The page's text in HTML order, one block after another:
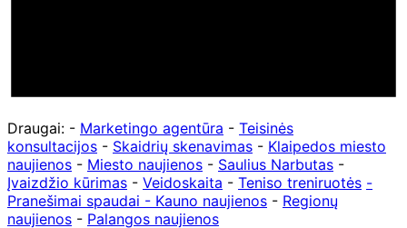
Draugai: - Marketingo agentūra - Teisinės
konsultacijos - Skaidrių skenavimas - Klaipedos miesto
naujienos - Miesto naujienos - Saulius Narbutas -
Įvaizdžio kūrimas - Veidoskaita - Teniso treniruotės -
Pranešimai spaudai - Kauno naujienos - Regionų
naujienos - Palangos naujienos